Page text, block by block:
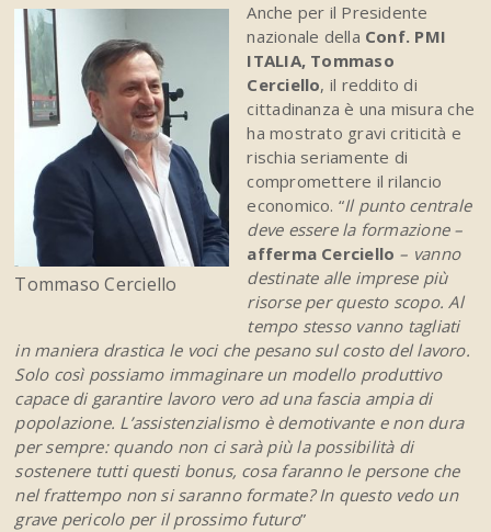
Tommaso Cerciello
Anche per il Presidente
nazionale della Conf. PMI
ITALIA, Tommaso
Cerciello, il reddito di
cittadinanza è una misura che
ha mostrato gravi criticità e
rischia seriamente di
compromettere il rilancio
economico. “Il punto centrale
deve essere la formazione –
afferma Cerciello – vanno
destinate alle imprese più
risorse per questo scopo. Al
tempo stesso vanno tagliati
in maniera drastica le voci che pesano sul costo del lavoro.
Solo così possiamo immaginare un modello produttivo
capace di garantire lavoro vero ad una fascia ampia di
popolazione. L’assistenzialismo è demotivante e non dura
per sempre: quando non ci sarà più la possibilità di
sostenere tutti questi bonus, cosa faranno le persone che
nel frattempo non si saranno formate? In questo vedo un
grave pericolo per il prossimo futuro”